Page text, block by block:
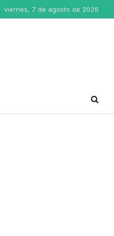
viernes, 7 de agosto de 2026